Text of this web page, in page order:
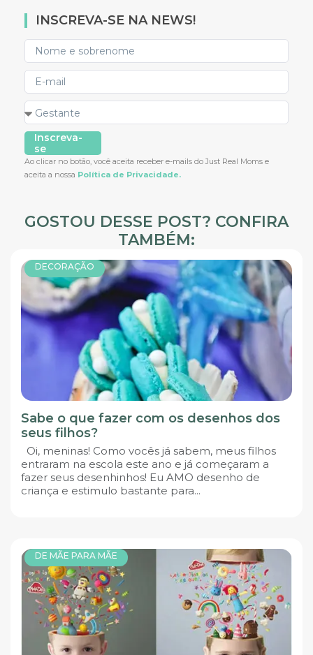
INSCREVA-SE NA NEWS!
Inscreva-
se
Ao clicar no botão, você aceita receber e-mails do Just Real Moms e
aceita a nossa Política de Privacidade.
GOSTOU DESSE POST? CONFIRA
TAMBÉM:
DECORAÇÃO
Sabe o que fazer com os desenhos dos
seus filhos?
Oi, meninas! Como vocês já sabem, meus filhos
entraram na escola este ano e já começaram a
fazer seus desenhinhos! Eu AMO desenho de
criança e estimulo bastante para...
DE MÃE PARA MÃE